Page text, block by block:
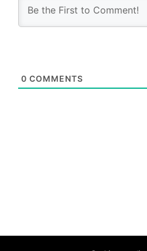
0 COMMENTS